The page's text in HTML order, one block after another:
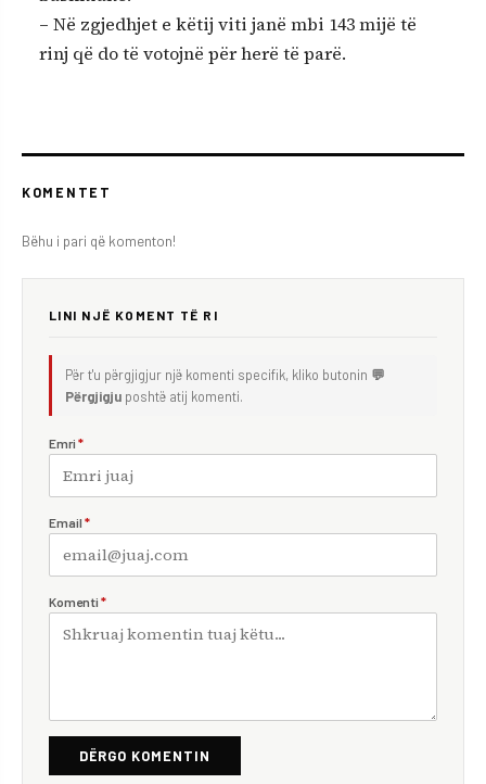
– Në zgjedhjet e këtij viti janë mbi 143 mijë të
rinj që do të votojnë për herë të parë.
KOMENTET
Bëhu i pari që komenton!
LINI NJË KOMENT TË RI
Për t'u përgjigjur një komenti specifik, kliko butonin 💬
Përgjigju poshtë atij komenti.
Emri *
Email *
Komenti *
DËRGO KOMENTIN